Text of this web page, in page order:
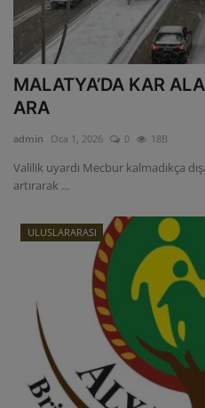
MALATYA’DA KAR
ARA
admin Oca 1, 2026 0 18B
Valilik uyardı Mecbur kalmadıkça
artırarak ...
ULUSLARARASI